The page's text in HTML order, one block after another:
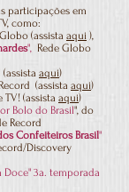
participações em
como:
(assista aqui ),
", Rede Globo
(assista aqui)
(assista aqui)
TV! (assista aqui)
Bolo do Brasil", do
Record
Confeiteiros Brasil"
Discovery
Doce" 3a. temporada